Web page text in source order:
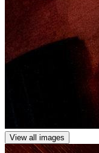
View all images